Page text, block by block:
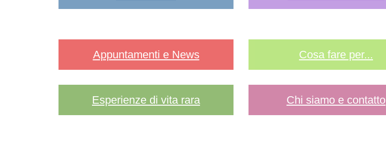
Appuntamenti e News Cosa fare per...
Esperienze di vita rara Chi siamo e contatto